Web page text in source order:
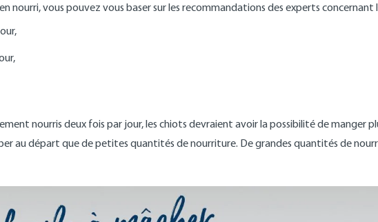
nourri, vous pouvez vous baser sur les recommandations des experts concernant
nourris deux fois par jour, les chiots devraient avoir la possibilité de manger
au départ que de petites quantités de nourriture. De grandes quantités de